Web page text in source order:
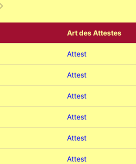
Art des Attestes
Attest
Attest
Attest
Attest
Attest
Attest